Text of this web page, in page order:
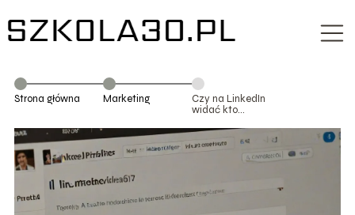
Strona główna Marketing
Czy na LinkedIn
widać kto
profil?